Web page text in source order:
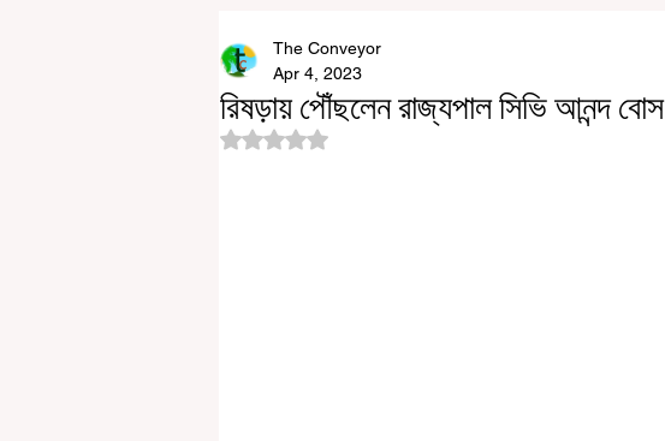
রিষড়ায় পৌঁছলেন রাজ্যপাল সিভি আনন্দ বোস
The Conveyor
Apr 4, 2023
Rated NaN out of 5 stars.